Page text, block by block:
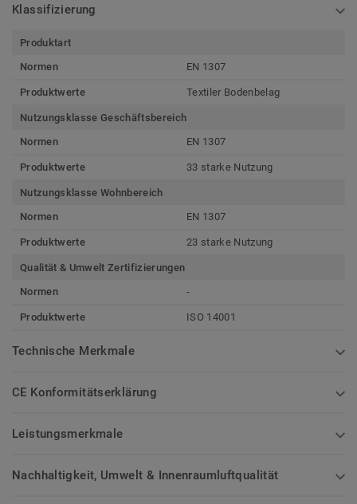
Klassifizierung
Produktart
Normen
EN 1307
Produktwerte Textiler Bodenbelag
Nutzungsklasse Geschäftsbereich
Normen
EN 1307
Produktwerte 33 starke Nutzung
Nutzungsklasse Wohnbereich
Normen
EN 1307
Produktwerte 23 starke Nutzung
Qualität & Umwelt Zertifizierungen
Normen
-
Produktwerte ISO 14001
Technische Merkmale
CE Konformitätserklärung
Leistungsmerkmale
Nachhaltigkeit, Umwelt & Innenraumluftqualität